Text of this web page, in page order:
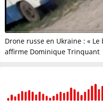
Drone russe en Ukraine : «
affirme Dominique Trinquant